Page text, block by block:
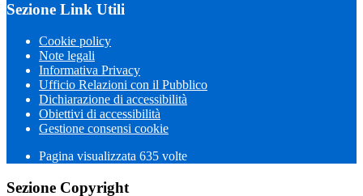
Sezione Link Utili
Cookie policy
Note legali
Informativa Privacy
Ufficio Relazioni con il Pubblico
Dichiarazione di accessibilità
Obiettivi di accessibilità
Gestione consensi cookie
Pagina visualizzata 635 volte
Sezione Copyright